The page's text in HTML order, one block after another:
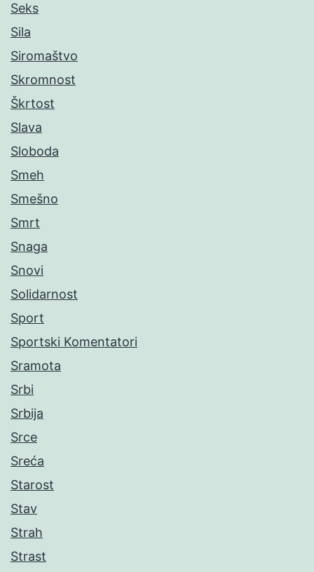
Seks
Sila
Siromaštvo
Skromnost
Škrtost
Slava
Sloboda
Smeh
Smešno
Smrt
Snaga
Snovi
Solidarnost
Sport
Sportski Komentatori
Sramota
Srbi
Srbija
Srce
Sreća
Starost
Stav
Strah
Strast